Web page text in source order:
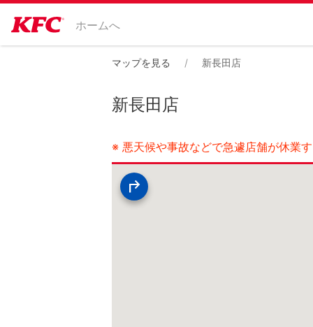
ホームへ
マップを見る 新長田店
新長田店
※ 悪天候や事故などで急遽店舗が休業